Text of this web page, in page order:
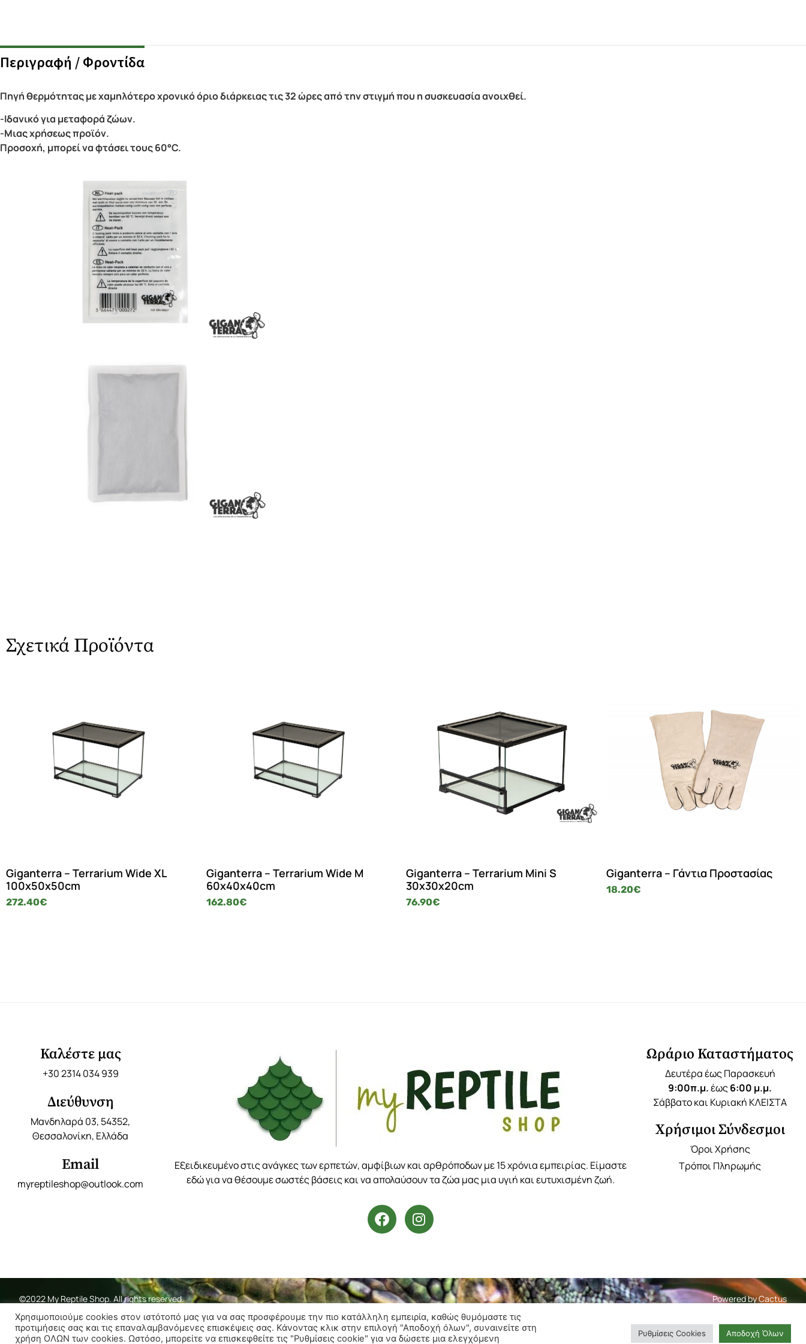
Περιγραφή / Φροντίδα
Πηγή θερμότητας με χαμηλότερο χρονικό όριο διάρκειας τις 32 ώρες από την στιγμή που η συσκευασία ανοιχθεί.
-Ιδανικό για μεταφορά ζώων.
-Μιας χρήσεως προϊόν.
Προσοχή, μπορεί να φτάσει τους 60°C.
Σχετικά Προϊόντα
Giganterra – Terrarium Wide XL
100x50x50cm
272.40€
Giganterra – Terrarium Wide M
60x40x40cm
162.80€
Giganterra – Terrarium Mini S
30x30x20cm
76.90€
Giganterra – Γάντια Προστασίας
18.20€
Καλέστε μας
+30 2314 034 939
Διεύθυνση
Μανδηλαρά 03, 54352,
Θεσσαλονίκη, Ελλάδα
Email
myreptileshop@outlook.com
Εξειδικευμένο στις ανάγκες των ερπετών, αμφίβιων και αρθρόποδων με 15 χρόνια εμπειρίας. Είμαστε
εδώ για να θέσουμε σωστές βάσεις και να απολαύσουν τα ζώα μας μια υγιή και ευτυχισμένη ζωή.
Ωράριο Καταστήματος
Δευτέρα έως Παρασκευή
9:00π.μ.έως6:00 μ.μ.
Σάββατο και Κυριακή ΚΛΕΙΣΤΑ
Χρήσιμοι Σύνδεσμοι
Όροι Χρήσης
Τρόποι Πληρωμής
©2022 My Reptile Shop. All rights reserved. Powered byCactus
Χρησιμοποιούμε cookies στον ιστότοπό μας για να σας προσφέρουμε την πιο κατάλληλη εμπειρία, καθώς θυμόμαστε τις
προτιμήσεις σας και τις επαναλαμβανόμενες επισκέψεις σας. Κάνοντας κλικ στην επιλογή "Αποδοχή όλων", συναινείτε στη
χρήση ΟΛΩΝ των cookies. Ωστόσο, μπορείτε να επισκεφθείτε τις "Ρυθμίσεις cookie" για να δώσετε μια ελεγχόμενη
Ρυθμίσεις Cookies Αποδοχή Όλων